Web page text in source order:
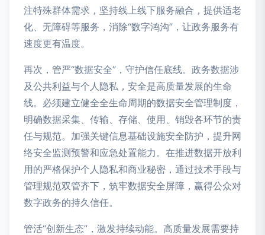
注特殊群体需求，坚持线上线下服务融合，提供适老
化、无障碍等服务，消除“数字鸿沟”，让政务服务有
速度更有温度。
再次，管严“数据安全”，守护信任底线。政务数据涉
及公共利益与个人隐私，安全是高质量发展的生命
线。必须建立健全全生命周期的数据安全管理制度，
明确数据采集、传输、存储、使用、销毁各环节的责
任与规范。加强关键信息基础设施安全防护，提升网
络安全监测预警和应急处置能力。在推进数据开放利
用的严格保护个人隐私和商业秘密，通过技术手段与
管理规范双管齐下，筑牢数据安全屏障，赢得公众对
数字政务的持久信任。
管活“创新生态”，激发持续动能。高质量发展需要持